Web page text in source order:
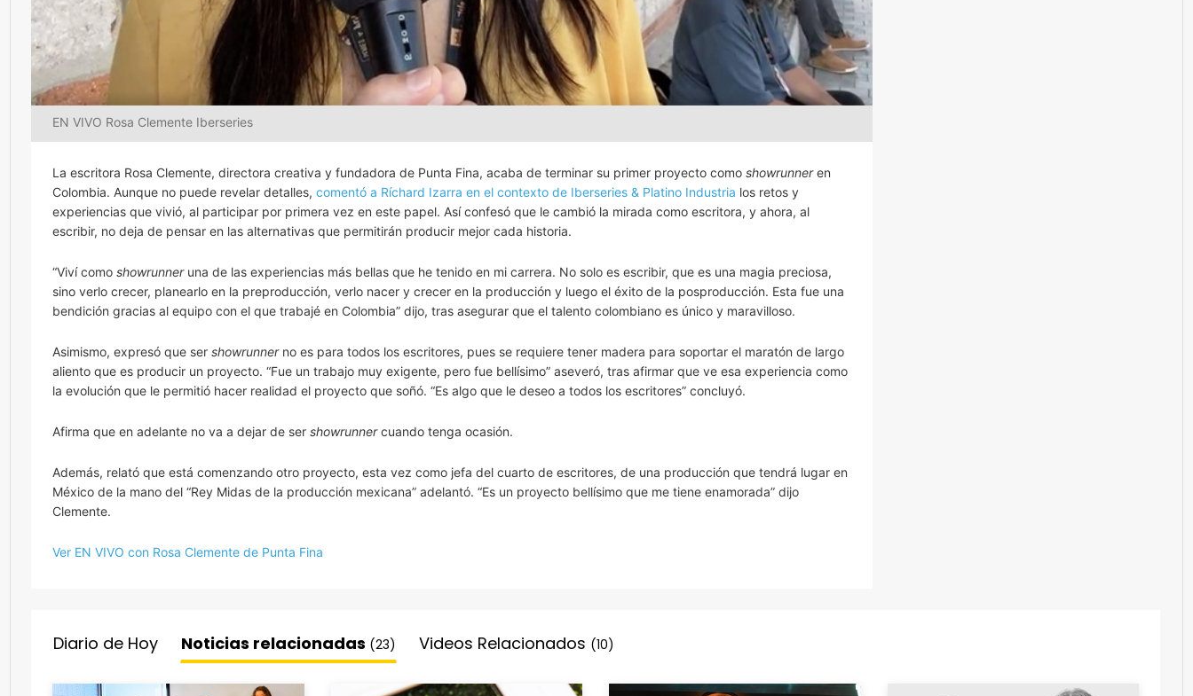
EN VIVO Rosa Clemente Iberseries
La escritora Rosa Clemente, directora creativa y fundadora de Punta Fina, acaba de terminar su primer proyecto como showrunneren
Colombia. Aunque no puede revelar detalles, comentó a Ríchard Izarra en el contexto de Iberseries & Platino Industria los retos y
experiencias que vivió, al participar por primera vez en este papel. Así confesó que le cambió la mirada como escritora, y ahora, al
escribir, no deja de pensar en las alternativas que permitirán producir mejor cada historia.
“Viví como showrunner una de las experiencias más bellas que he tenido en mi carrera. No solo es escribir, que es una magia preciosa,
sino verlo crecer, planearlo en la preproducción, verlo nacer y crecer en la producción y luego el éxito de la posproducción. Esta fue una
bendición gracias al equipo con el que trabajé en Colombia” dijo, tras asegurar que el talento colombiano es único y maravilloso.
Asimismo, expresó que ser showrunnerno es para todos los escritores, pues se requiere tener madera para soportar el maratón de largo
aliento que es producir un proyecto. “Fue un trabajo muy exigente, pero fue bellísimo” aseveró, tras afirmar que ve esa experiencia como
la evolución que le permitió hacer realidad el proyecto que soñó. “Es algo que le deseo a todos los escritores” concluyó.
Afirma que en adelante no va a dejar de ser showrunnercuando tenga ocasión.
Además, relató que está comenzando otro proyecto, esta vez como jefa del cuarto de escritores, de una producción que tendrá lugar en
México de la mano del “Rey Midas de la producción mexicana” adelantó. “Es un proyecto bellísimo que me tiene enamorada” dijo
Clemente.
Ver EN VIVO con Rosa Clemente de Punta Fina
Diario de Hoy Noticias relacionadas (23) Videos Relacionados (10)